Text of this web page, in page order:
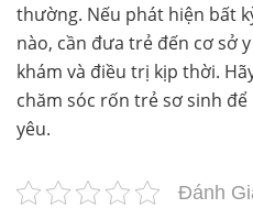
thường. Nếu phát hiện bất
nào, cần đưa trẻ đến cơ sở
khám và điều trị kịp thời.
chăm sóc rốn trẻ sơ sinh
yêu.
Đánh